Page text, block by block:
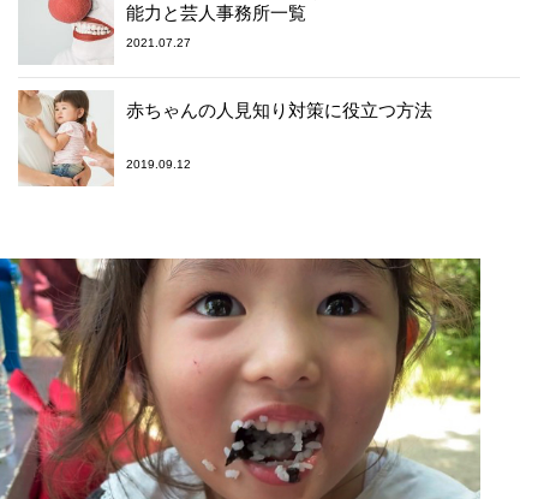
能力と芸人事務所一覧
2021.07.27
赤ちゃんの人見知り対策に役立つ方法
2019.09.12